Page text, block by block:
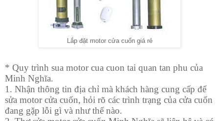
Lắp đặt motor cửa cuốn giá rẻ
* Quy trình sua motor cua cuon tai quan tan phu của
Minh Nghĩa.
1. Nhận thông tin địa chỉ mà khách hàng cung cấp để
sửa motor cửa cuốn, hỏi rõ các trình trạng của cửa cuốn
đang gặp lỗi gì và như thế nào.